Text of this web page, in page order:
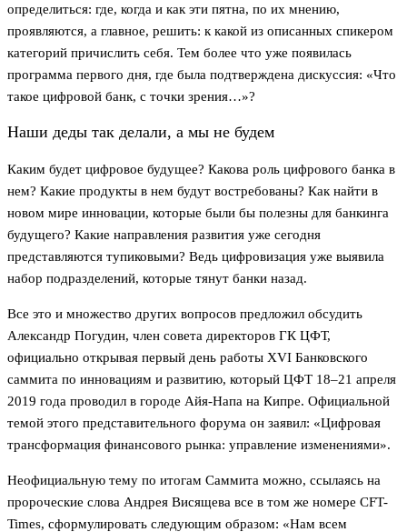
определиться: где, когда и как эти пятна, по их мнению,
проявляются, а главное, решить: к какой из описанных спикером
категорий причислить себя. Тем более что уже появилась
программа первого дня, где была подтверждена дискуссия: «Что
такое цифровой банк, с точки зрения…»?
Наши деды так делали, а мы не будем
Каким будет цифровое будущее? Какова роль цифрового банка в
нем? Какие продукты в нем будут востребованы? Как найти в
новом мире инновации, которые были бы полезны для банкинга
будущего? Какие направления развития уже сегодня
представляются тупиковыми? Ведь цифровизация уже выявила
набор подразделений, которые тянут банки назад.
Все это и множество других вопросов предложил обсудить
Александр Погудин, член совета директоров ГК ЦФТ,
официально открывая первый день работы XVI Банковского
саммита по инновациям и развитию, который ЦФТ 18–21 апреля
2019 года проводил в городе Айя-Напа на Кипре. Официальной
темой этого представительного форума он заявил: «Цифровая
трансформация финансового рынка: управление изменениями».
Неофициальную тему по итогам Саммита можно, ссылаясь на
пророческие слова Андрея Висящева все в том же номере CFT-
Times, сформулировать следующим образом: «Нам всем